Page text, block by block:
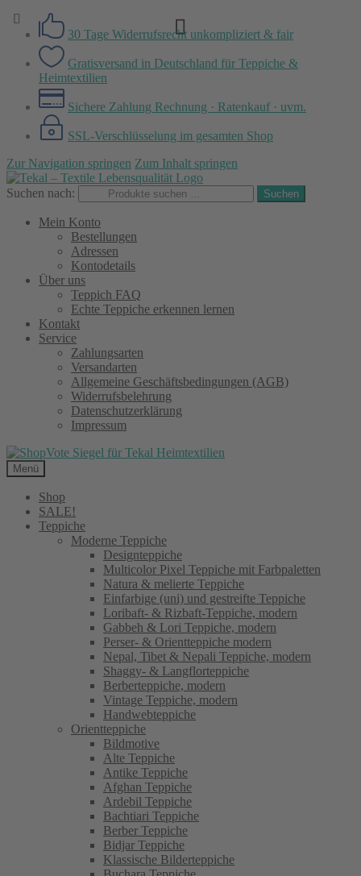
30 Tage Widerrufsrecht unkompliziert & fair
Gratisversand in Deutschland für Teppiche &
Heimtextilien
Sichere Zahlung Rechnung · Ratenkauf · uvm.
SSL-Verschlüsselung im gesamten Shop
Zur Navigation springen Zum Inhalt springen
Suchen nach: Suchen
Mein Konto
Bestellungen
Adressen
Kontodetails
Über uns
Teppich FAQ
Echte Teppiche erkennen lernen
Kontakt
Service
Zahlungsarten
Versandarten
Allgemeine Geschäftsbedingungen (AGB)
Widerrufsbelehrung
Datenschutzerklärung
Impressum
Menü
Shop
SALE!
Teppiche
Moderne Teppiche
Designteppiche
Multicolor Pixel Teppiche mit Farbpaletten
Natura & melierte Teppiche
Einfarbige (uni) und gestreifte Teppiche
Loribaft- & Rizbaft-Teppiche, modern
Gabbeh & Lori Teppiche, modern
Perser- & Orientteppiche modern
Nepal, Tibet & Nepali Teppiche, modern
Shaggy- & Langflorteppiche
Berberteppiche, modern
Vintage Teppiche, modern
Handwebteppiche
Orientteppiche
Bildmotive
Alte Teppiche
Antike Teppiche
Afghan Teppiche
Ardebil Teppiche
Bachtiari Teppiche
Berber Teppiche
Bidjar Teppiche
Klassische Bilderteppiche